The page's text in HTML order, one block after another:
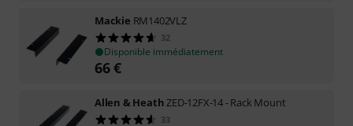
Mackie RM1402VLZ
32
Disponible immédiatement
66€
Allen & HeathZED-12FX-14 - Rack Mount
33